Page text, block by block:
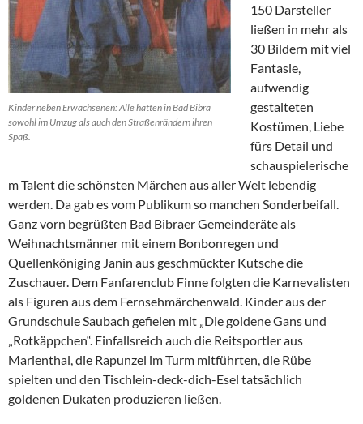
Kinder neben Erwachsenen: Alle hatten in Bad Bibra
sowohl im Umzug als auch den Straßenrändern ihren
Spaß.
150 Darsteller
ließen in mehr als
30 Bildern mit viel
Fantasie,
aufwendig
gestalteten
Kostümen, Liebe
fürs Detail und
schauspielerische
m Talent die schönsten Märchen aus aller Welt lebendig
werden. Da gab es vom Publikum so manchen Sonderbeifall.
Ganz vorn begrüßten Bad Bibraer Gemeinderäte als
Weihnachtsmänner mit einem Bonbonregen und
Quellenköniging Janin aus geschmückter Kutsche die
Zuschauer. Dem Fanfarenclub Finne folgten die Karnevalisten
als Figuren aus dem Fernsehmärchenwald. Kinder aus der
Grundschule Saubach gefielen mit „Die goldene Gans und
„Rotkäppchen“. Einfallsreich auch die Reitsportler aus
Marienthal, die Rapunzel im Turm mitführten, die Rübe
spielten und den Tischlein-deck-dich-Esel tatsächlich
goldenen Dukaten produzieren ließen.